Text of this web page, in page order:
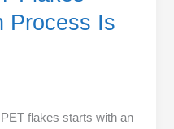
Process Is
flakes starts with an